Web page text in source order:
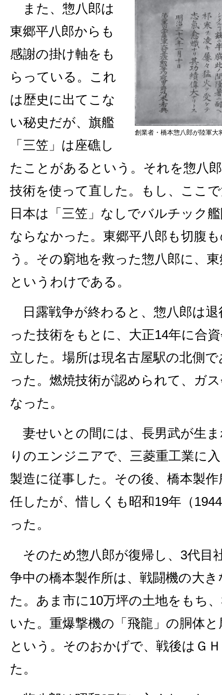
創業者・橋本惣八郎が陸軍大
また、惣八郎は
東郷平八郎からも
感謝の掛け軸をも
らっている。これ
は歴史に出てこな
い秘史だが、旗艦
「三笠」は座礁し
たことがあるという。それを惣八
技術を使って直した。もし、ここ
日本は「三笠」なしでバルチック
ならなかった。東郷平八郎も切腹
う。その窮地を救った惣八郎に、
というわけである。
日露戦争が終わると、惣八郎は
った技術をもとに、大正14年に合
立した。場所は現名古屋駅の北側
った。燃焼技術が認められて、ガ
なった。
妻せいとの間には、長男武が生
りのエンジニアで、三菱重工業に
製造に従事した。その後、橋本製
任したが、惜しくも昭和19年（
った。
そのため惣八郎が復帰し、3代目
争中の橋本製作所は、戦闘機の大
た。あま市に10万坪の土地をもち
いた。重爆撃機の「飛龍」の胴体
という。そのおかげで、戦後はＧ
た。